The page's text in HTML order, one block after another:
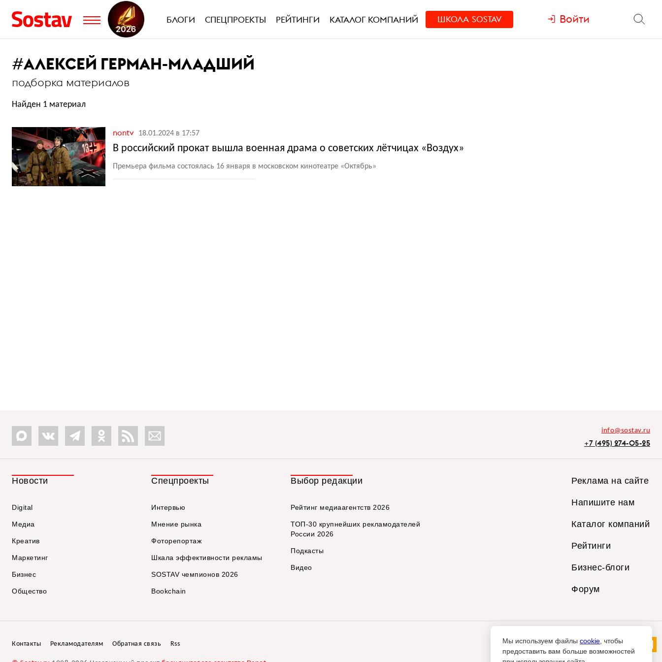
БЛОГИ СПЕЦПРОЕКТЫ РЕЙТИНГИ КАТАЛОГ КОМПАНИЙ ШКОЛА SOSTAV Войти
#АЛЕКСЕЙ ГЕРМАН-МЛАДШИЙ
подборка материалов
Найден 1 материал
nontv 18.01.2024 в 17:57
В российский прокат вышла военная драма о советских лётчицах «Воздух»
Премьера фильма состоялась 16 января в московском кинотеатре «Октябрь»
info@sostav.ru
+7 (495) 274-05-25
Новости
Digital
Медиа
Креатив
Маркетинг
Бизнес
Общество
Спецпроекты
Интервью
Мнение рынка
Фоторепортаж
Шкала эффективности рекламы
SOSTAV чемпионов 2026
Bookchain
Выбор редакции
Рейтинг медиаагентств 2026
ТОП-30 крупнейших рекламодателей
России 2026
Подкасты
Видео
Реклама на сайте
Напишите нам
Каталог компаний
Рейтинги
Бизнес-блоги
Форум
Контакты Рекламодателям Обратная связь Rss Мы используем файлы cookie , чтобы
предоставить вам больше возможностей